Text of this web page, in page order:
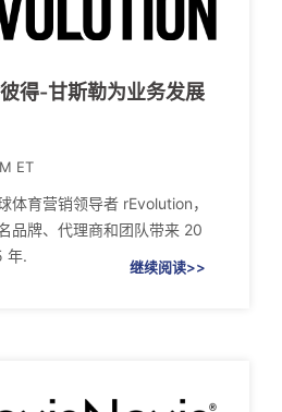
得-甘斯勒为业务发展
ET
体育营销领导者 rEvolution，
品牌、代理商和团队带来 20
年.
继续阅读>>